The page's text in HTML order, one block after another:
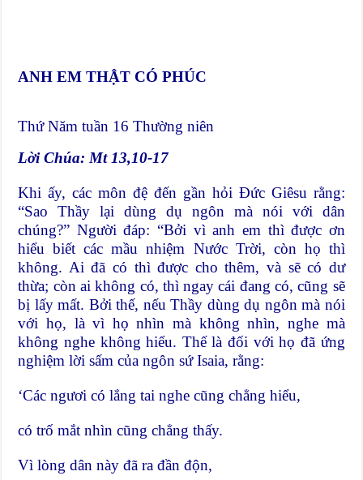
ANH EM THẬT CÓ PHÚC
Thứ Năm tuần 16 Thường niên
Lời Chúa: Mt 13,10-17
Khi ấy, các môn đệ đến gần hỏi Ðức Giêsu rằng:
“Sao Thầy lại dùng dụ ngôn mà nói với dân
chúng?” Người đáp: “Bởi vì anh em thì được ơn
hiểu biết các mầu nhiệm Nước Trời, còn họ thì
không. Ai đã có thì được cho thêm, và sẽ có dư
thừa; còn ai không có, thì ngay cái đang có, cũng sẽ
bị lấy mất. Bởi thế, nếu Thầy dùng dụ ngôn mà nói
với họ, là vì họ nhìn mà không nhìn, nghe mà
không nghe không hiểu. Thế là đối với họ đã ứng
nghiệm lời sấm của ngôn sứ Isaia, rằng:
‘Các ngươi có lắng tai nghe cũng chẳng hiểu,
có trố mắt nhìn cũng chẳng thấy.
Vì lòng dân này đã ra đần độn,